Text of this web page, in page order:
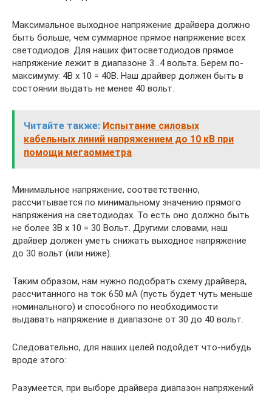
Максимальное выходное напряжение драйвера должно
быть больше, чем суммарное прямое напряжение всех
светодиодов. Для наших фитосветодиодов прямое
напряжение лежит в диапазоне 3…4 вольта. Берем по-
максимуму: 4В х 10 = 40В. Наш драйвер должен быть в
состоянии выдать не менее 40 вольт.
Читайте также: Испытание силовых
кабельных линий напряжением до 10 кВ при
помощи мегаомметра
Минимальное напряжение, соответственно,
рассчитывается по минимальному значению прямого
напряжения на светодиодах. То есть оно должно быть
не более 3В х 10 = 30 Вольт. Другими словами, наш
драйвер должен уметь снижать выходное напряжение
до 30 вольт (или ниже).
Таким образом, нам нужно подобрать схему драйвера,
рассчитанного на ток 650 мА (пусть будет чуть меньше
номинального) и способного по необходимости
выдавать напряжение в диапазоне от 30 до 40 вольт.
Следовательно, для наших целей подойдет что-нибудь
вроде этого:
Разумеется, при выборе драйвера диапазон напряжений